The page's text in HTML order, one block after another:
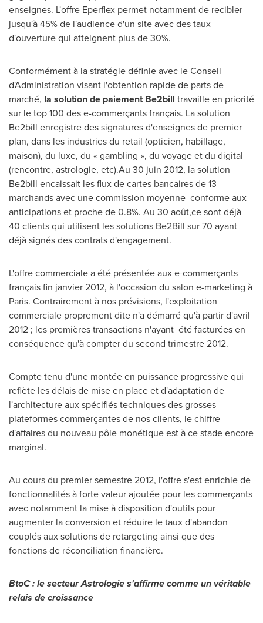
enseignes. L'offre Eperflex permet notamment de recibler
jusqu'à 45% de l'audience d'un site avec des taux
d'ouverture qui atteignent plus de 30%.
Conformément à la stratégie définie avec le Conseil
d'Administration visant l'obtention rapide de parts de
marché, la solution de paiement Be2bill travaille en priorité
sur le top 100 des e-commerçants français. La solution
Be2bill enregistre des signatures d'enseignes de premier
plan, dans les industries du retail (opticien, habillage,
maison), du luxe, du « gambling », du voyage et du digital
(rencontre, astrologie, etc).Au 30 juin 2012, la solution
Be2bill encaissait les flux de cartes bancaires de 13
marchands avec une commission moyenne conforme aux
anticipations et proche de 0.8%. Au 30 août,ce sont déjà
40 clients qui utilisent les solutions Be2Bill sur 70 ayant
déjà signés des contrats d'engagement.
L'offre commerciale a été présentée aux e-commerçants
français fin janvier 2012, à l'occasion du salon e-marketing à
Paris. Contrairement à nos prévisions, l'exploitation
commerciale proprement dite n'a démarré qu'à partir d'avril
2012 ; les premières transactions n'ayant été facturées en
conséquence qu'à compter du second trimestre 2012.
Compte tenu d'une montée en puissance progressive qui
reflète les délais de mise en place et d'adaptation de
l'architecture aux spécifiés techniques des grosses
plateformes commerçantes de nos clients, le chiffre
d'affaires du nouveau pôle monétique est à ce stade encore
marginal.
Au cours du premier semestre 2012, l'offre s'est enrichie de
fonctionnalités à forte valeur ajoutée pour les commerçants
avec notamment la mise à disposition d'outils pour
augmenter la conversion et réduire le taux d'abandon
couplés aux solutions de retargeting ainsi que des
fonctions de réconciliation financière.
BtoC: le secteur Astrologie s'affirme comme un véritable
relais de croissance